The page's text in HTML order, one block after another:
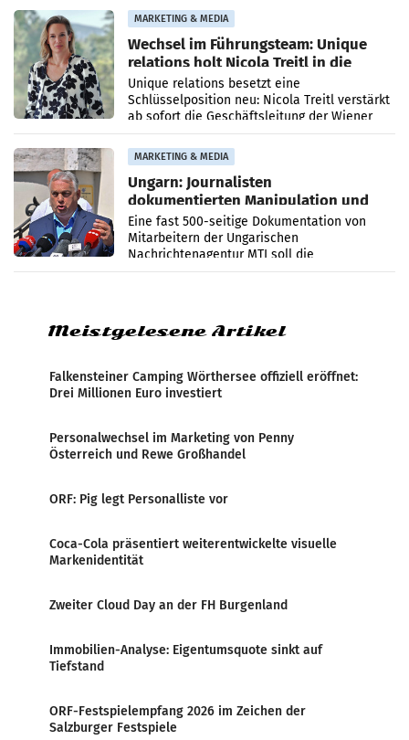
MARKETING & MEDIA
Wechsel im Führungsteam: Unique
relations holt Nicola Treitl in die
Geschäftsleitung
Unique relations besetzt eine
Schlüsselposition neu: Nicola Treitl verstärkt
ab sofort die Geschäftsleitung der Wiener
PR-Agentur an der Seite von Josef Kalina und
Anna Kalina-Mahr.
MARKETING & MEDIA
Ungarn: Journalisten
dokumentierten Manipulation und
Zensur
Eine fast 500-seitige Dokumentation von
Mitarbeitern der Ungarischen
Nachrichtenagentur MTI soll die
systematische Nachrichten-Manipulation und
Meistgelesene Artikel
Falkensteiner Camping Wörthersee offiziell eröffnet:
Drei Millionen Euro investiert
Personalwechsel im Marketing von Penny
Österreich und Rewe Großhandel
ORF: Pig legt Personalliste vor
Coca-Cola präsentiert weiterentwickelte visuelle
Markenidentität
Zweiter Cloud Day an der FH Burgenland
Immobilien-Analyse: Eigentumsquote sinkt auf
Tiefstand
ORF-Festspielempfang 2026 im Zeichen der
Salzburger Festspiele